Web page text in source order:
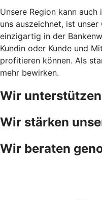
Unsere Region kann
uns auszeichnet, ist
einzigartig in der
Kundin oder Kunde und
profitieren können. Als
mehr bewirken.
Wir
Wir stärken
Wir beraten